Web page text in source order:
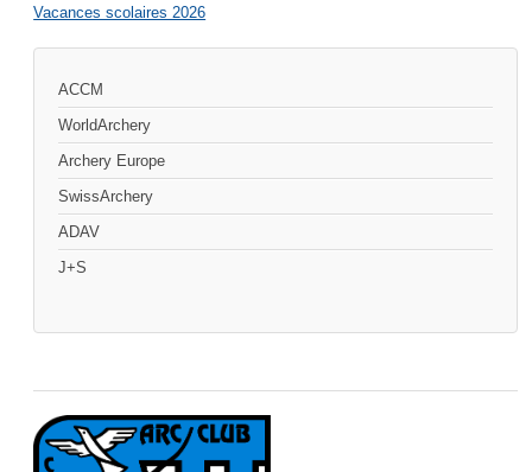
Vacances scolaires 2026
ACCM
WorldArchery
Archery Europe
SwissArchery
ADAV
J+S